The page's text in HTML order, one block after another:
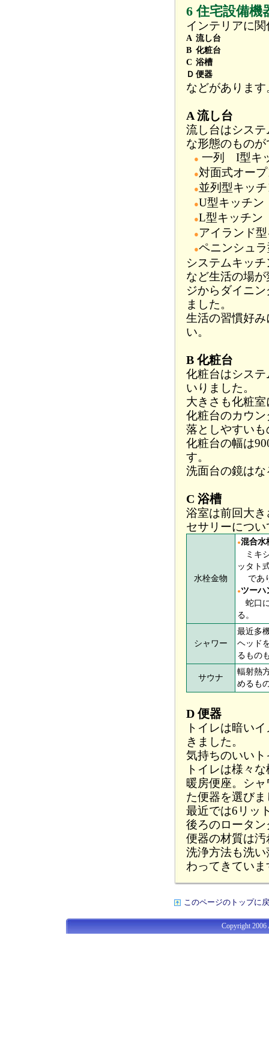
6 住宅設備機
インテリアに
A 流し台
B 化粧台
C 浴槽
Ｄ 便器
などがあります
A 流し台
流し台はシス
な形態のもの
● 一列 I型キ
●対面式オー
●並列型キッ
●U型キッチン
●L型キッチン
● アイランド
●ペニンシュ
システムキッ
など生活の場
ジからダイニ
ました。
生活の習慣好
い。
B 化粧台
化粧台はシス
いりました。
大きさも化粧
化粧台のカウ
落としやすい
化粧台の幅は
す。
洗面台の鏡は
C 浴槽
浴室は前回大
セサリーにつ
水栓金物
●混合水
ミキ
ッタト
であ
●ツーハ
蛇口
る。
シャワー
最近多
ヘッド
るもの
サウナ
輻射熱
めるも
D 便器
トイレは暗い
きました。
気持ちのいい
トイレは様々
暖房便座。シ
た便器を選び
最近では6リッ
後ろのロータ
便器の材質は
洗浄方法も洗
わってきていま
このページのトップに
Copyright